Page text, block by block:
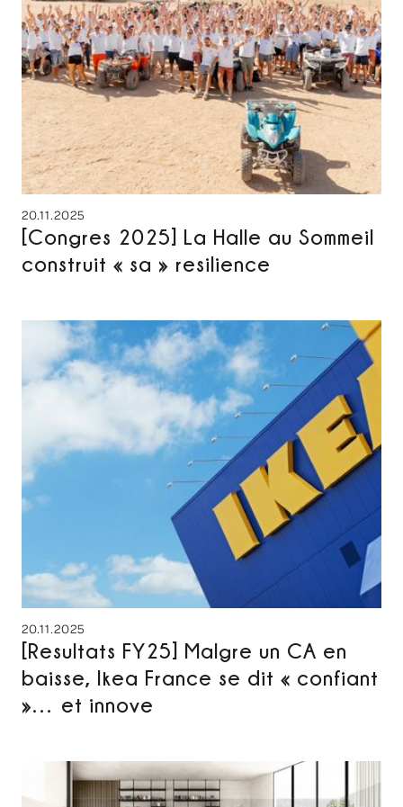
20.11.2025
[Congres 2025] La Halle au Sommeil
construit « sa » resilience
20.11.2025
[Resultats FY25] Malgre un CA en
baisse, Ikea France se dit « confiant
»… et innove